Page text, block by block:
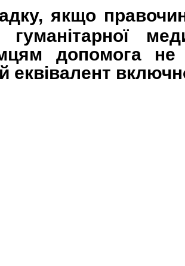
якщо
гуманітарної
допомога
еквівалент